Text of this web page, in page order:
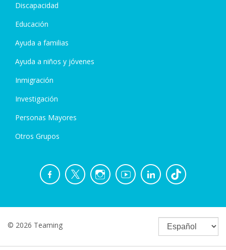
Discapacidad
Educación
Ayuda a familias
Ayuda a niños y jóvenes
Inmigración
Investigación
Personas Mayores
Otros Grupos
© 2026 Teaming